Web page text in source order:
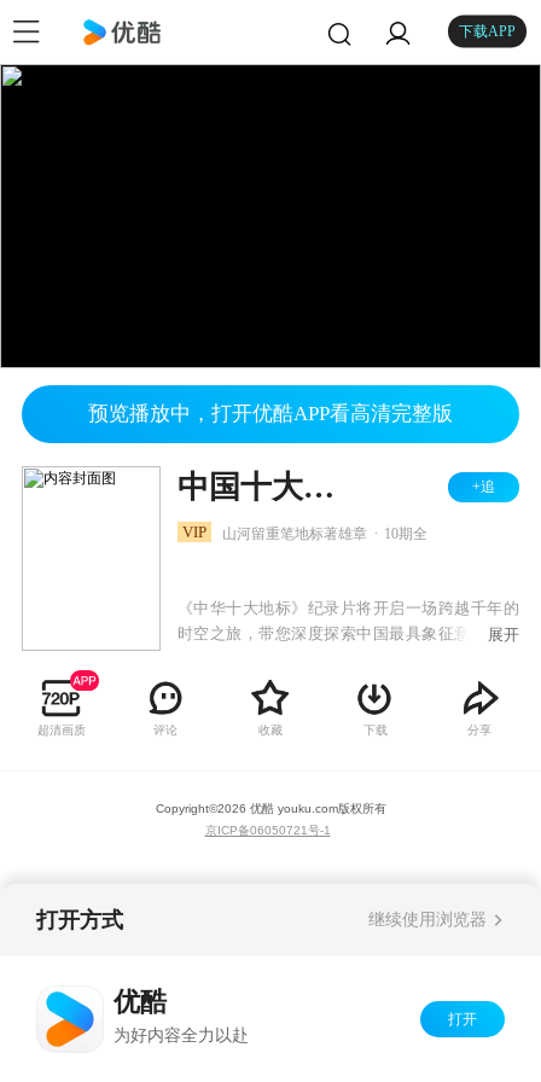
下载APP
预览播放中，打开优酷APP看高清完整版
中国十大地标 +追
VIP 山河留重笔地标著雄章 10期全
《中华十大地标》纪录片将开启一场跨越千年的
时空之旅，带您深度探索中国最具象征意义的十
余年的烽火岁月里，它抵御外敌、见证朝代更
迭，砖石间镌刻着中华民族坚韧不屈的精神。故
宫红墙黄瓦巍峨耸立，九千余间殿宇承载明清两
交相辉映，千间佛殿供奉着稀世珍宝，是藏传佛
教的圣地与藏汉文化交融的见证。
展开
超清画质 评论 收藏 下载 分享
Copyright©2026 优酷 youku.com版权所有
京ICP备06050721号-1
打开方式 继续使用浏览器
优酷
为好内容全力以赴
打开